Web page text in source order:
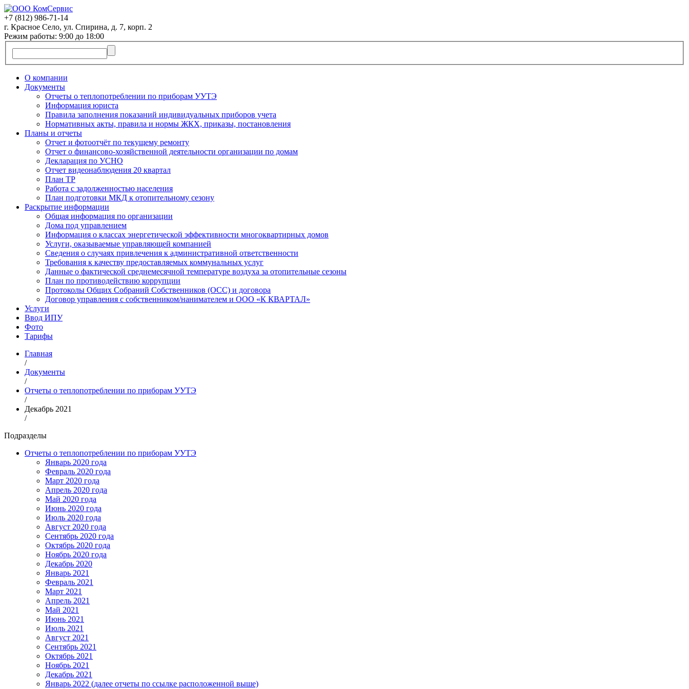
+7 (812) 986-71-14
г. Красное Село, ул. Спирина, д. 7, корп. 2
Режим работы: 9:00 до 18:00
О компании
Документы
Отчеты о теплопотреблении по приборам УУТЭ
Информация юриста
Правила заполнения показаний индивидуальных приборов учета
Нормативных акты, правила и нормы ЖКХ, приказы, постановления
Планы и отчеты
Отчет и фотоотчёт по текущему ремонту
Отчет о финансово-хозяйственной деятельности организации по домам
Декларация по УСНО
Отчет видеонаблюдения 20 квартал
План ТР
Работа с задолженностью населения
План подготовки МКД к отопительному сезону
Раскрытие информации
Общая информация по организации
Дома под управлением
Информация о классах энергетической эффективности многоквартирных домов
Услуги, оказываемые управляющей компанией
Сведения о случаях привлечения к административной ответственности
Требования к качеству предоставляемых коммунальных услуг
Данные о фактической среднемесячной температуре воздуха за отопительные сезоны
План по противодействию коррупции
Протоколы Общих Собраний Собственников (ОСС) и договора
Договор управления с собственником/нанимателем и ООО «К КВАРТАЛ»
Услуги
Ввод ИПУ
Фото
Тарифы
Главная
/
Документы
/
Отчеты о теплопотреблении по приборам УУТЭ
/
Декабрь 2021
/
Подразделы
Отчеты о теплопотреблении по приборам УУТЭ
Январь 2020 года
Февраль 2020 года
Март 2020 года
Апрель 2020 года
Май 2020 года
Июнь 2020 года
Июль 2020 года
Август 2020 года
Сентябрь 2020 года
Октябрь 2020 года
Ноябрь 2020 года
Декабрь 2020
Январь 2021
Февраль 2021
Март 2021
Апрель 2021
Май 2021
Июнь 2021
Июль 2021
Август 2021
Сентябрь 2021
Октябрь 2021
Ноябрь 2021
Декабрь 2021
Январь 2022 (далее отчеты по ссылке расположенной выше)